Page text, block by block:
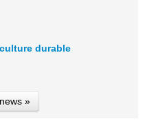
durable
»